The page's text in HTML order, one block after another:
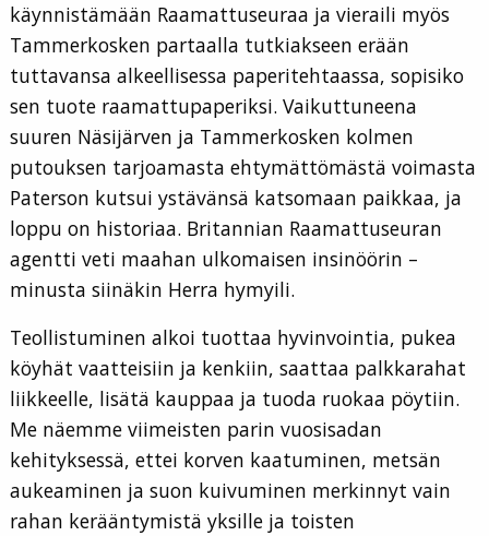
käynnistämään Raamattuseuraa ja vieraili myös
Tammerkosken partaalla tutkiakseen erään
tuttavansa alkeellisessa paperitehtaassa, sopisiko
sen tuote raamattupaperiksi. Vaikuttuneena
suuren Näsijärven ja Tammerkosken kolmen
putouksen tarjoamasta ehtymättömästä voimasta
Paterson kutsui ystävänsä katsomaan paikkaa, ja
loppu on historiaa. Britannian Raamattuseuran
agentti veti maahan ulkomaisen insinöörin –
minusta siinäkin Herra hymyili.
Teollistuminen alkoi tuottaa hyvinvointia, pukea
köyhät vaatteisiin ja kenkiin, saattaa palkkarahat
liikkeelle, lisätä kauppaa ja tuoda ruokaa pöytiin.
Me näemme viimeisten parin vuosisadan
kehityksessä, ettei korven kaatuminen, metsän
aukeaminen ja suon kuivuminen merkinnyt vain
rahan kerääntymistä yksille ja toisten